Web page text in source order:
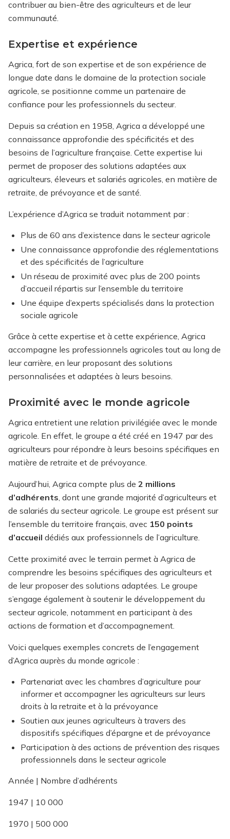
contribuer au bien-être des agriculteurs et de leur
communauté.
Expertise et expérience
Agrica, fort de son expertise et de son expérience de
longue date dans le domaine de la protection sociale
agricole, se positionne comme un partenaire de
confiance pour les professionnels du secteur.
Depuis sa création en 1958, Agrica a développé une
connaissance approfondie des spécificités et des
besoins de l’agriculture française. Cette expertise lui
permet de proposer des solutions adaptées aux
agriculteurs, éleveurs et salariés agricoles, en matière de
retraite, de prévoyance et de santé.
L’expérience d’Agrica se traduit notamment par :
Plus de 60 ans d’existence dans le secteur agricole
Une connaissance approfondie des réglementations
et des spécificités de l’agriculture
Un réseau de proximité avec plus de 200 points
d’accueil répartis sur l’ensemble du territoire
Une équipe d’experts spécialisés dans la protection
sociale agricole
Grâce à cette expertise et à cette expérience, Agrica
accompagne les professionnels agricoles tout au long de
leur carrière, en leur proposant des solutions
personnalisées et adaptées à leurs besoins.
Proximité avec le monde agricole
Agrica entretient une relation privilégiée avec le monde
agricole. En effet, le groupe a été créé en 1947 par des
agriculteurs pour répondre à leurs besoins spécifiques en
matière de retraite et de prévoyance.
Aujourd’hui, Agrica compte plus de 2 millions
d’adhérents, dont une grande majorité d’agriculteurs et
de salariés du secteur agricole. Le groupe est présent sur
l’ensemble du territoire français, avec 150 points
d’accueil dédiés aux professionnels de l’agriculture.
Cette proximité avec le terrain permet à Agrica de
comprendre les besoins spécifiques des agriculteurs et
de leur proposer des solutions adaptées. Le groupe
s’engage également à soutenir le développement du
secteur agricole, notamment en participant à des
actions de formation et d’accompagnement.
Voici quelques exemples concrets de l’engagement
d’Agrica auprès du monde agricole :
Partenariat avec les chambres d’agriculture pour
informer et accompagner les agriculteurs sur leurs
droits à la retraite et à la prévoyance
Soutien aux jeunes agriculteurs à travers des
dispositifs spécifiques d’épargne et de prévoyance
Participation à des actions de prévention des risques
professionnels dans le secteur agricole
Année | Nombre d’adhérents
1947 | 10 000
1970 | 500 000